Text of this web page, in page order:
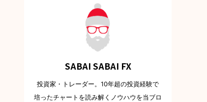
SABAI SABAI FX
投資家・トレーダー。10年超の投資経験で
培ったチャートを読み解くノウハウを当ブロ